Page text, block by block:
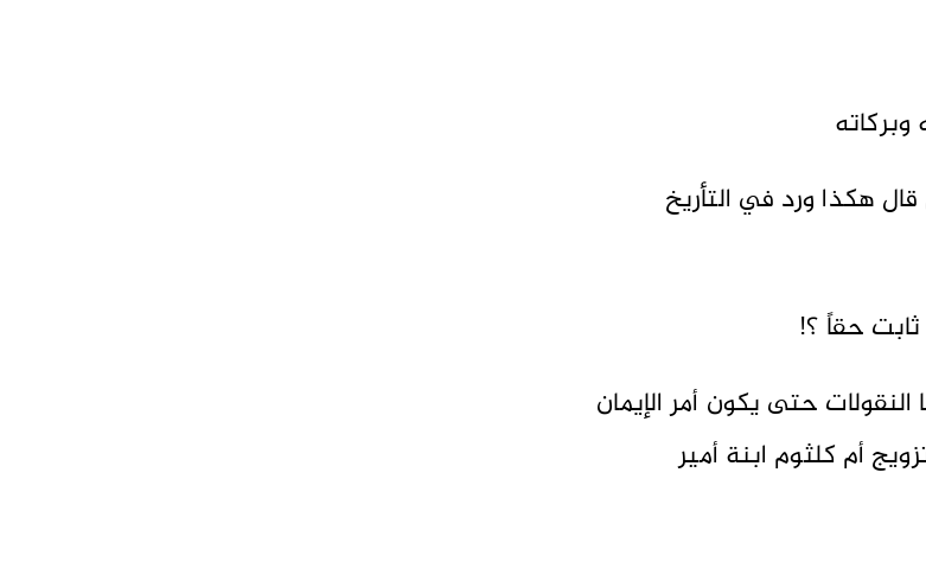
هكذا ورد في التأريخ
ثابت حقاً ؟!
حتى يكون أمر الإيمان
أم كلثوم ابنة أمير